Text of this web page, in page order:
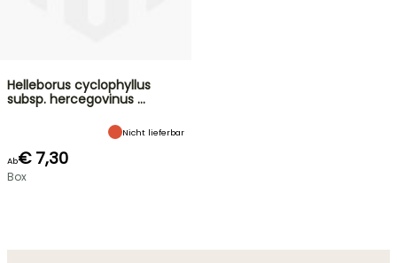
Helleborus cyclophyllus
subsp. hercegovinus …
Nicht lieferbar
Ab€ 7,30
Box